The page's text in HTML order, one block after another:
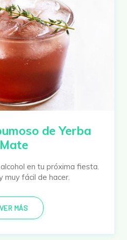
de Yerba
Mate
en tu próxima fiesta.
muy fácil de hacer.
VER MÁS